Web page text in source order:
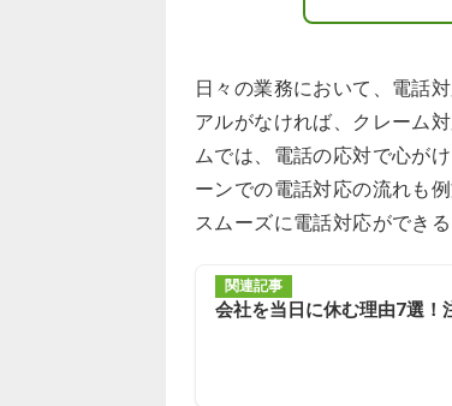
日々の業務において、電話
アルがなければ、クレーム
ムでは、電話の応対で心が
ーンでの電話対応の流れも
スムーズに電話対応ができ
関連記事
会社を当日に休む理由7選！